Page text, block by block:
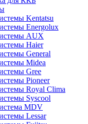
Kentatsu
Energolux
AUX
Haier
General
Midea
Gree
Pioneer
Royal Clima
Syscool
MDV
Lessar